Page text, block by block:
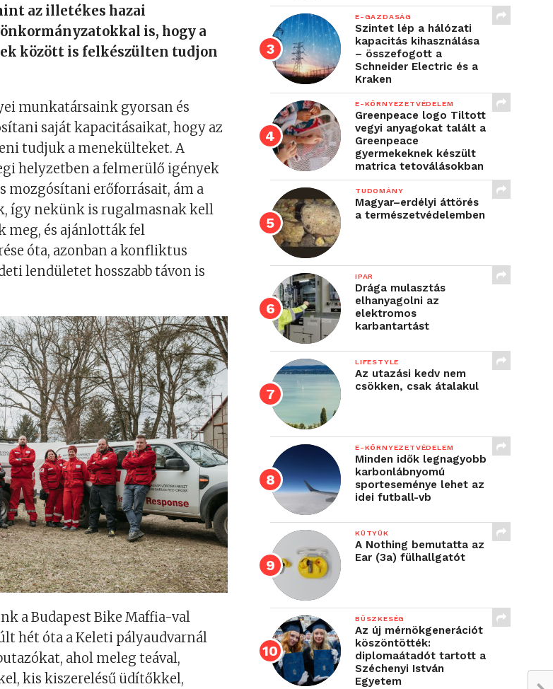
az illetékes hazai
is, hogy a
között is felkészülten tudjon
munkatársaink gyorsan és
saját kapacitásaikat, hogy az
tudjuk a menekülteket. A
helyzetben a felmerülő igények
mozgósítani erőforrásait, ám a
így nekünk is rugalmasnak kell
meg, és ajánlották fel
óta, azonban a konfliktus
lendületet hosszabb távon is
a Budapest Bike Maffia-val
hét óta a Keleti pályaudvarnál
ahol meleg teával,
kis kiszerelésű üdítőkkel,
E-GAZDASÁG
Szintet lép a hálózati
kapacitás kihasználása
– összefogott a
Schneider Electric és a
Kraken
E-KÖRNYEZETVÉDELEM
Greenpeace logo Tiltott
vegyi anyagokat talált a
Greenpeace
gyermekeknek készült
matrica tetoválásokban
TUDOMÁNY
Magyar–erdélyi áttörés
a természetvédelemben
IPAR
Drága mulasztás
elhanyagolni az
elektromos
karbantartást
LIFESTYLE
Az utazási kedv nem
csökken, csak átalakul
E-KÖRNYEZETVÉDELEM
Minden idők legnagyobb
karbonlábnyomú
sporteseménye lehet az
idei futball-vb
KÜTYÜK
A Nothing bemutatta az
Ear (3a) fülhallgatót
BÜSZKESÉG
Az új mérnökgenerációt
köszöntötték:
diplomaátadót tartott a
Széchenyi István
Egyetem